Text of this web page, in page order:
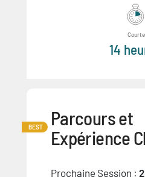
Courte
14
BEST
Parcours et
Expérience
Prochaine Session :